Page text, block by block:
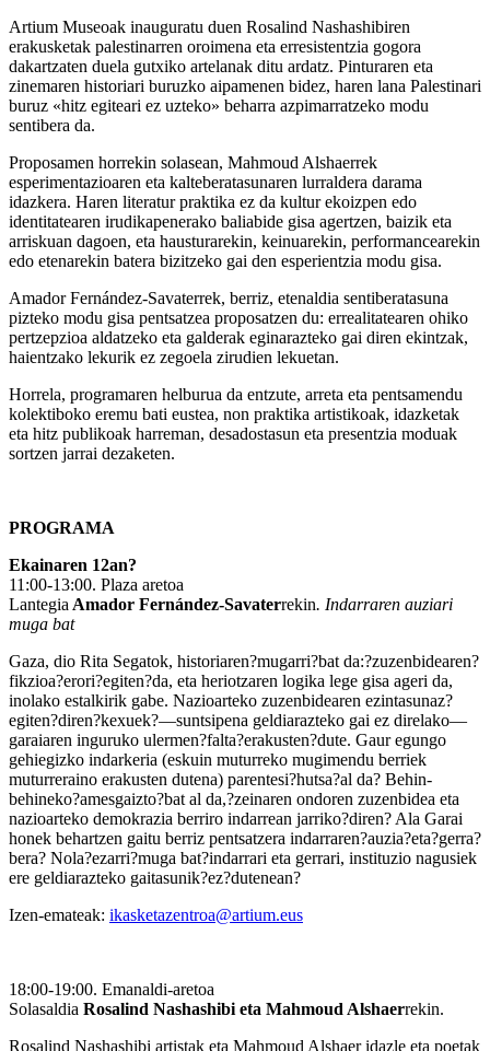
Artium Museoak inauguratu duen Rosalind Nashashibiren
erakusketak palestinarren oroimena eta erresistentzia gogora
dakartzaten duela gutxiko artelanak ditu ardatz. Pinturaren eta
zinemaren historiari buruzko aipamenen bidez, haren lana Palestinari
buruz «hitz egiteari ez uzteko» beharra azpimarratzeko modu
sentibera da.
Proposamen horrekin solasean, Mahmoud Alshaerrek
esperimentazioaren eta kalteberatasunaren lurraldera darama
idazkera. Haren literatur praktika ez da kultur ekoizpen edo
identitatearen irudikapenerako baliabide gisa agertzen, baizik eta
arriskuan dagoen, eta hausturarekin, keinuarekin, performancearekin
edo etenarekin batera bizitzeko gai den esperientzia modu gisa.
Amador Fernández-Savaterrek, berriz, etenaldia sentiberatasuna
pizteko modu gisa pentsatzea proposatzen du: errealitatearen ohiko
pertzepzioa aldatzeko eta galderak eginarazteko gai diren ekintzak,
haientzako lekurik ez zegoela zirudien lekuetan.
Horrela, programaren helburua da entzute, arreta eta pentsamendu
kolektiboko eremu bati eustea, non praktika artistikoak, idazketak
eta hitz publikoak harreman, desadostasun eta presentzia moduak
sortzen jarrai dezaketen.
PROGRAMA
Ekainaren 12an?
11:00-13:00. Plaza aretoa
Lantegia Amador Fernández-Savaterrekin. Indarraren auziari
muga bat
Gaza, dio Rita Segatok, historiaren?mugarri?bat da:?zuzenbidearen?
fikzioa?erori?egiten?da, eta heriotzaren logika lege gisa ageri da,
inolako estalkirik gabe. Nazioarteko zuzenbidearen ezintasunaz?
egiten?diren?kexuek?—suntsipena geldiarazteko gai ez direlako—
garaiaren inguruko ulermen?falta?erakusten?dute. Gaur egungo
gehiegizko indarkeria (eskuin muturreko mugimendu berriek
muturreraino erakusten dutena) parentesi?hutsa?al da? Behin-
behineko?amesgaizto?bat al da,?zeinaren ondoren zuzenbidea eta
nazioarteko demokrazia berriro indarrean jarriko?diren? Ala Garai
honek behartzen gaitu berriz pentsatzera indarraren?auzia?eta?gerra?
bera? Nola?ezarri?muga bat?indarrari eta gerrari, instituzio nagusiek
ere geldiarazteko gaitasunik?ez?dutenean?
Izen-emateak: ikasketazentroa@artium.eus
18:00-19:00. Emanaldi-aretoa
Solasaldia Rosalind Nashashibi eta Mahmoud Alshaerrekin.
Rosalind Nashashibi artistak eta Mahmoud Alshaer idazle eta poetak